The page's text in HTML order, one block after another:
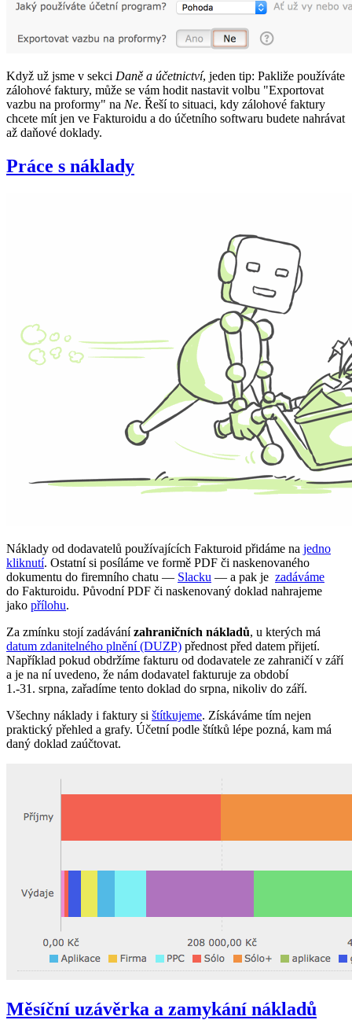
Když už jsme v sekci Daně a účetnictví, jeden tip: Pakliže používáte
zálohové faktury, může se vám hodit nastavit volbu "Exportovat
vazbu na proformy" na Ne. Řeší to situaci, kdy zálohové faktury
chcete mít jen ve Fakturoidu a do účetního softwaru budete nahrávat
až daňové doklady.
Práce s náklady
Náklady od dodavatelů používajících Fakturoid přidáme na jedno
kliknutí. Ostatní si posíláme ve formě PDF či naskenovaného
dokumentu do firemního chatu — Slacku — a pak je zadáváme
do Fakturoidu. Původní PDF či naskenovaný doklad nahrajeme
jako přílohu.
Za zmínku stojí zadávánízahraničních nákladů, u kterých má
datum zdanitelného plnění (DUZP) přednost před datem přijetí.
Například pokud obdržíme fakturu od dodavatele ze zahraničí v září
a je na ní uvedeno, že nám dodavatel fakturuje za období
1.‑31. srpna, zařadíme tento doklad do srpna, nikoliv do září.
Všechny náklady i faktury si štítkujeme. Získáváme tím nejen
praktický přehled a grafy. Účetní podle štítků lépe pozná, kam má
daný doklad zaúčtovat.
Měsíční uzávěrka a zamykání nákladů